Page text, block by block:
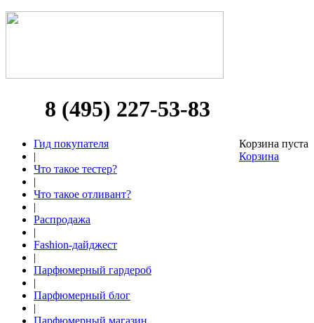
8 (495) 227-53-83
Корзина пуста
Корзина
Гид покупателя
|
Что такое тестер?
|
Что такое отливант?
|
Распродажа
|
Fashion-дайджест
|
Парфюмерный гардероб
|
Парфюмерный блог
|
Парфюмерный магазин